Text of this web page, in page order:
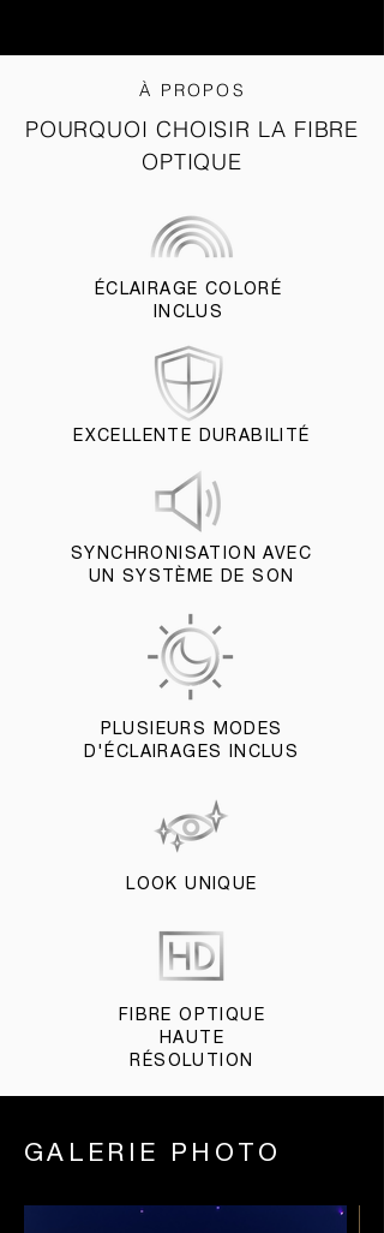
À PROPOS
POURQUOI CHOISIR LA FIBRE
OPTIQUE
ÉCLAIRAGE COLORÉ
INCLUS
EXCELLENTE DURABILITÉ
SYNCHRONISATION AVEC
UN SYSTÈME DE SON
PLUSIEURS MODES
D'ÉCLAIRAGES INCLUS
LOOK UNIQUE
FIBRE OPTIQUE
HAUTE
RÉSOLUTION
GALERIE PHOTO